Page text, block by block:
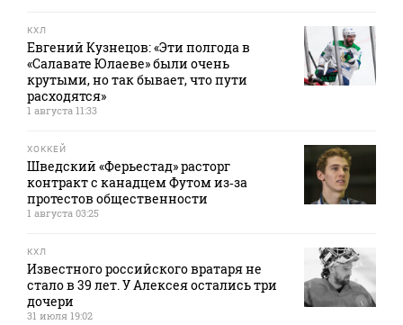
КХЛ
Евгений Кузнецов: «Эти полгода в
«Салавате Юлаеве» были очень
крутыми, но так бывает, что пути
расходятся»
1 августа 11:33
ХОККЕЙ
Шведский «Ферьестад» расторг
контракт с канадцем Футом из‑за
протестов общественности
1 августа 03:25
КХЛ
Известного российского вратаря не
стало в 39 лет. У Алексея остались три
дочери
31 июля 19:02